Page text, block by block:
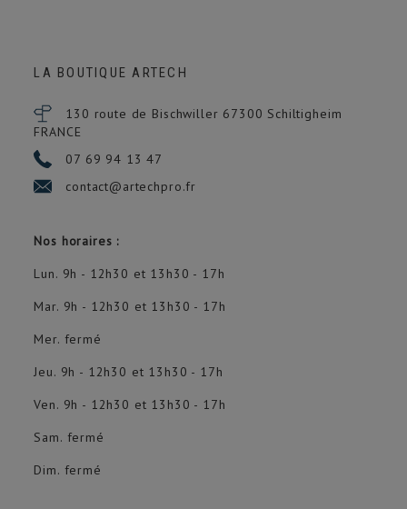
LA BOUTIQUE ARTECH
130 route de Bischwiller 67300 Schiltigheim
FRANCE
07 69 94 13 47
contact@artechpro.fr
Nos horaires :
Lun. 9h - 12h30 et 13h30 - 17h
Mar. 9h - 12h30 et 13h30 - 17h
Mer. fermé
Jeu. 9h - 12h30 et 13h30 - 17h
Ven. 9h - 12h30 et 13h30 - 17h
Sam. fermé
Dim. fermé